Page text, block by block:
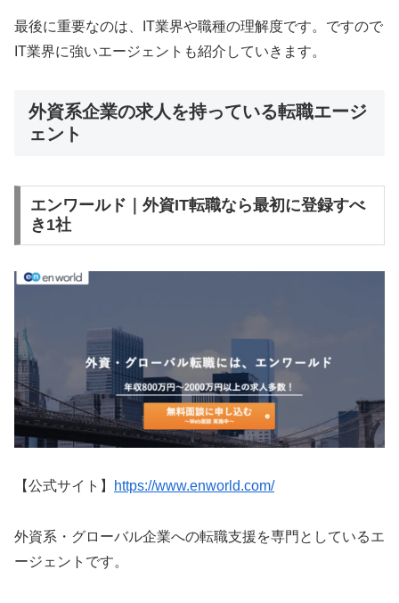
最後に重要なのは、IT業界や職種の理解度です。ですので
IT業界に強いエージェントも紹介していきます。
外資系企業の求人を持っている転職エージ
ェント
エンワールド｜外資IT転職なら最初に登録すべ
き1社
【公式サイト】 https://www.enworld.com/
外資系・グローバル企業への転職支援を専門としているエ
ージェントです。